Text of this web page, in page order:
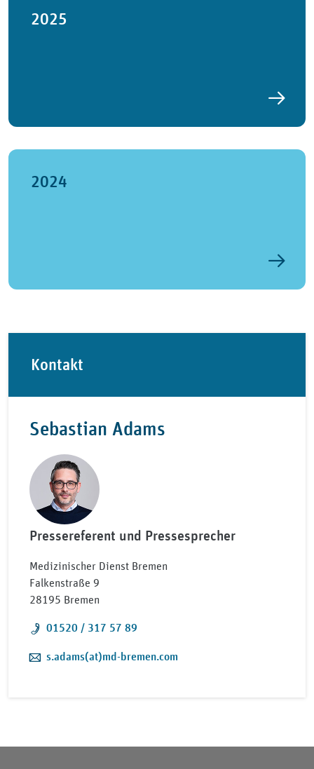
2025
2024
Kontakt
Sebastian Adams
Pressereferent und Pressesprecher
Medizinischer Dienst Bremen
Falkenstraße 9
28195 Bremen
Telefon:
01520 / 317 57 89
E-Mail:
s.adams(at)md-bremen.com